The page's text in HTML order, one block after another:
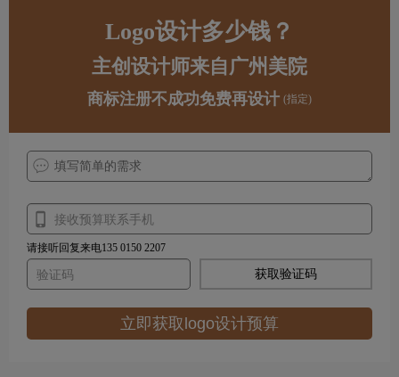
Logo设计多少钱？
主创设计师来自广州美院
商标注册不成功免费再设计 (指定)
请接听回复来电135 0150 2207
获取验证码
立即获取logo设计预算